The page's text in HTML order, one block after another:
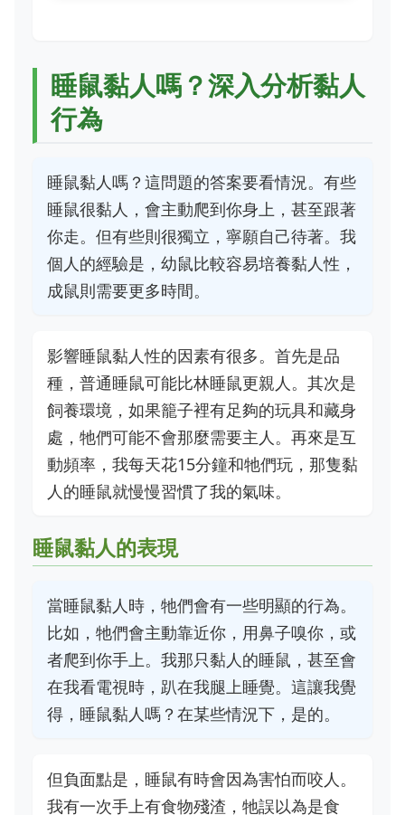
睡鼠黏人嗎？深入分析黏人
行為
睡鼠黏人嗎？這問題的答案要看情況。有些
睡鼠很黏人，會主動爬到你身上，甚至跟著
你走。但有些則很獨立，寧願自己待著。我
個人的經驗是，幼鼠比較容易培養黏人性，
成鼠則需要更多時間。
影響睡鼠黏人性的因素有很多。首先是品
種，普通睡鼠可能比林睡鼠更親人。其次是
飼養環境，如果籠子裡有足夠的玩具和藏身
處，牠們可能不會那麼需要主人。再來是互
動頻率，我每天花15分鐘和牠們玩，那隻黏
人的睡鼠就慢慢習慣了我的氣味。
睡鼠黏人的表現
當睡鼠黏人時，牠們會有一些明顯的行為。
比如，牠們會主動靠近你，用鼻子嗅你，或
者爬到你手上。我那只黏人的睡鼠，甚至會
在我看電視時，趴在我腿上睡覺。這讓我覺
得，睡鼠黏人嗎？在某些情況下，是的。
但負面點是，睡鼠有時會因為害怕而咬人。
我有一次手上有食物殘渣，牠誤以為是食